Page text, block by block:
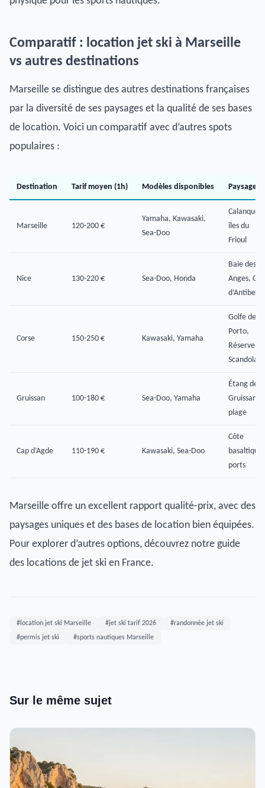
Comparatif : location jet ski à Marseille
vs autres destinations
Marseille se distingue des autres destinations françaises
par la diversité de ses paysages et la qualité de ses bases
de location. Voici un comparatif avec d’autres spots
populaires :
Destination Tarif moyen (1h) Modèles disponibles Paysages
Marseille 120-200 €
Yamaha, Kawasaki,
Sea-Doo
Calanques,
îles du
Frioul
Nice 130-220 € Sea-Doo, Honda
Baie des
Anges, Cap
d’Antibes
Corse 150-250 € Kawasaki, Yamaha
Golfe de
Porto,
Réserve de
Scandola
Gruissan 100-180 € Sea-Doo, Yamaha
Étang de
Gruissan,
plage
Cap d’Agde 110-190 € Kawasaki, Sea-Doo
Côte
basaltique,
ports
Marseille offre un excellent rapport qualité-prix, avec des
paysages uniques et des bases de location bien équipées.
Pour explorer d’autres options, découvrez notre guide
des locations de jet ski en France.
#location jet ski Marseille #jet ski tarif 2026
#randonnée jet ski
#permis jet ski
#sports nautiques Marseille
Sur le même sujet